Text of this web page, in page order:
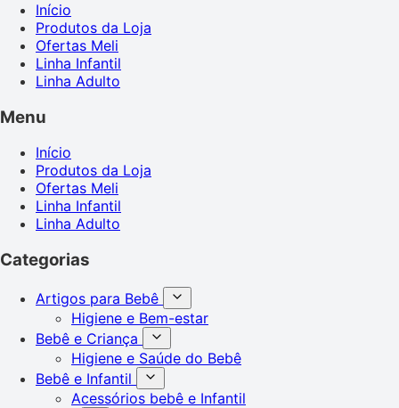
Início
Produtos da Loja
Ofertas Meli
Linha Infantil
Linha Adulto
Menu
Início
Produtos da Loja
Ofertas Meli
Linha Infantil
Linha Adulto
Categorias
Artigos para Bebê
Higiene e Bem-estar
Bebê e Criança
Higiene e Saúde do Bebê
Bebê e Infantil
Acessórios bebê e Infantil